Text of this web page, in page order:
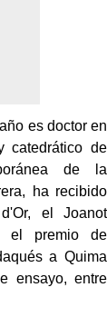
es doctor en
catedrático de
de la
ha recibido
el Joanot
el premio de
a Quima
ensayo, entre